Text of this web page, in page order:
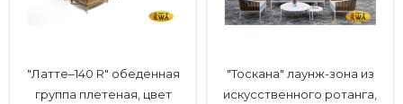
"Латте–140 R" обеденная
группа плетеная, цвет
"Тоскана" лаунж-зона из
искусственного ротанга,